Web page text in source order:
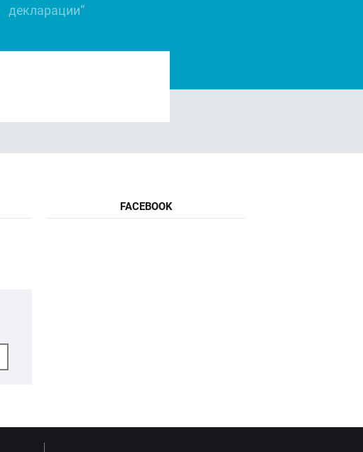
декларации“
FACEBOOK